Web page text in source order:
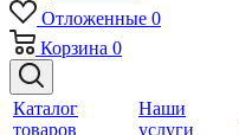
Отложенные 0
Корзина 0
Каталог
товаров
Наши
услуги